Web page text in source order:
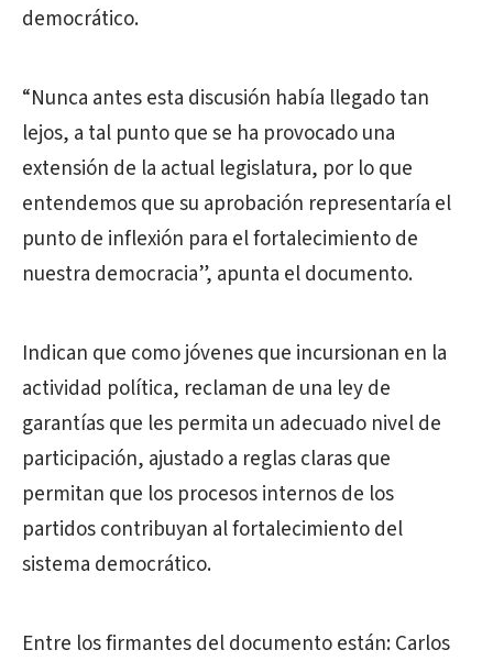
democrático.
“Nunca antes esta discusión había llegado tan
lejos, a tal punto que se ha provocado una
extensión de la actual legislatura, por lo que
entendemos que su aprobación representaría el
punto de inflexión para el fortalecimiento de
nuestra democracia”, apunta el documento.
Indican que como jóvenes que incursionan en la
actividad política, reclaman de una ley de
garantías que les permita un adecuado nivel de
participación, ajustado a reglas claras que
permitan que los procesos internos de los
partidos contribuyan al fortalecimiento del
sistema democrático.
Entre los firmantes del documento están: Carlos